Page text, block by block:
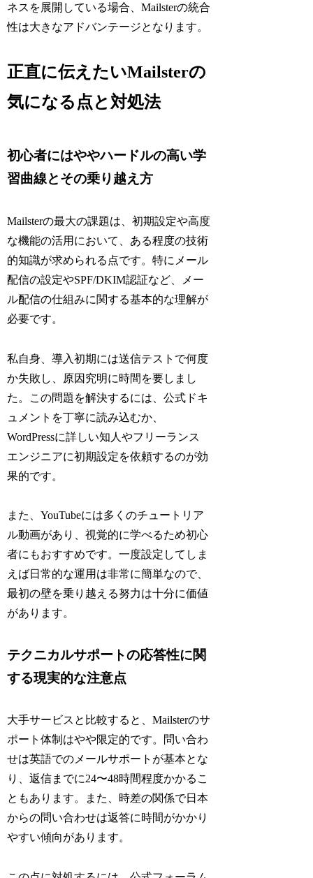
ネスを展開している場合、Mailsterの統合
性は大きなアドバンテージとなります。
正直に伝えたいMailsterの
気になる点と対処法
初心者にはややハードルの高い学
習曲線とその乗り越え方
Mailsterの最大の課題は、初期設定や高度
な機能の活用において、ある程度の技術
的知識が求められる点です。特にメール
配信の設定やSPF/DKIM認証など、メー
ル配信の仕組みに関する基本的な理解が
必要です。
私自身、導入初期には送信テストで何度
か失敗し、原因究明に時間を要しまし
た。この問題を解決するには、公式ドキ
ュメントを丁寧に読み込むか、
WordPressに詳しい知人やフリーランス
エンジニアに初期設定を依頼するのが効
果的です。
また、YouTubeには多くのチュートリア
ル動画があり、視覚的に学べるため初心
者にもおすすめです。一度設定してしま
えば日常的な運用は非常に簡単なので、
最初の壁を乗り越える努力は十分に価値
があります。
テクニカルサポートの応答性に関
する現実的な注意点
大手サービスと比較すると、Mailsterのサ
ポート体制はやや限定的です。問い合わ
せは英語でのメールサポートが基本とな
り、返信までに24〜48時間程度かかるこ
ともあります。また、時差の関係で日本
からの問い合わせは返答に時間がかかり
やすい傾向があります。